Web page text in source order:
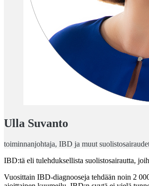
Ulla Suvanto
toiminnanjohtaja, IBD ja muut
IBD:tä eli tulehduksellista suolistosairautta,
Vuosittain IBD-diagnooseja tehdään noin 2